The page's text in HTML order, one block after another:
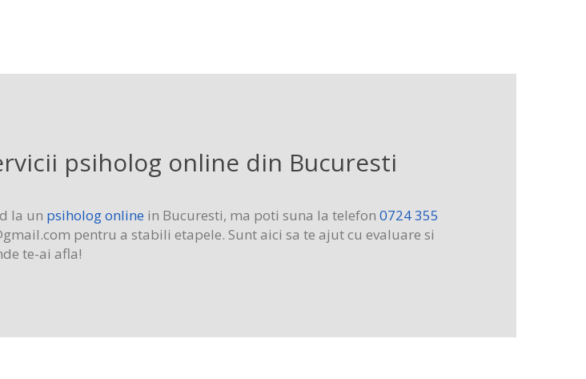
psiholog online din Bucuresti
la un psiholog online in Bucuresti, ma poti suna la telefon 0724 355
pentru a stabili etapele. Sunt aici sa te ajut cu evaluare si
te-ai afla!